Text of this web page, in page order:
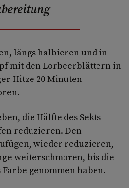
längs halbieren und in
mit den Lorbeerblättern in
Hitze 20 Minuten
die Hälfte des Sekts
reduzieren. Den
wieder reduzieren,
weiterschmoren, bis die
Farbe genommen haben.